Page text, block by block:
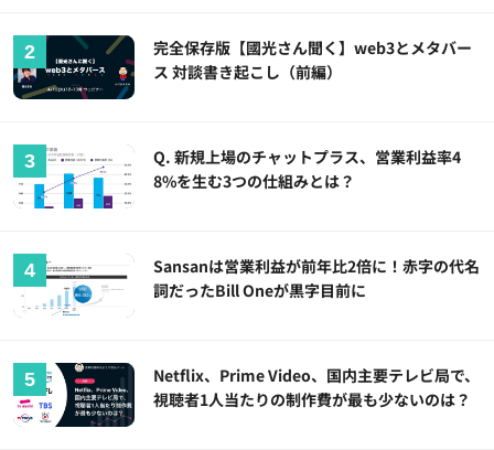
完全保存版【國光さん聞く】web3とメタバー
ス 対談書き起こし（前編）
Q. 新規上場のチャットプラス、営業利益率4
8%を生む3つの仕組みとは？
Sansanは営業利益が前年比2倍に！赤字の代名
詞だったBill Oneが黒字目前に
Netflix、Prime Video、国内主要テレビ局で、
視聴者1人当たりの制作費が最も少ないのは？